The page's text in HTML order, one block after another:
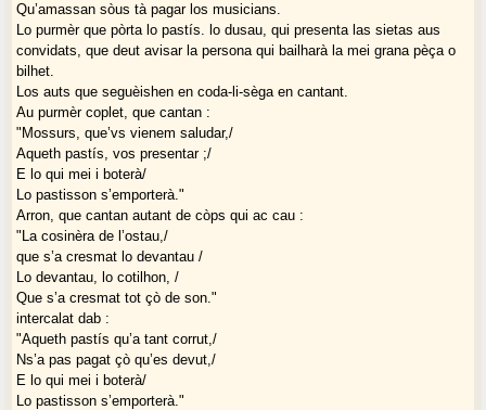
Qu’amassan sòus tà pagar los musicians.
Lo purmèr que pòrta lo pastís. lo dusau, qui presenta las sietas aus
convidats, que deut avisar la persona qui bailharà la mei grana pèça o
bilhet.
Los auts que seguèishen en coda-li-sèga en cantant.
Au purmèr coplet, que cantan :
"Mossurs, que’vs vienem saludar,/
Aqueth pastís, vos presentar ;/
E lo qui mei i boterà/
Lo pastisson s’emporterà."
Arron, que cantan autant de còps qui ac cau :
"La cosinèra de l’ostau,/
que s’a cresmat lo devantau /
Lo devantau, lo cotilhon, /
Que s’a cresmat tot çò de son."
intercalat dab :
"Aqueth pastís qu’a tant corrut,/
Ns’a pas pagat çò qu’es devut,/
E lo qui mei i boterà/
Lo pastisson s’emporterà."